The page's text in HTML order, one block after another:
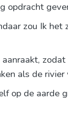
opdracht
zou Ik
als de rivier
op de